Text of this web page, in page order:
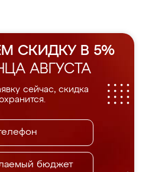
СКИДКУ В 5%
АВГУСТА
сейчас, скидка
бюджет